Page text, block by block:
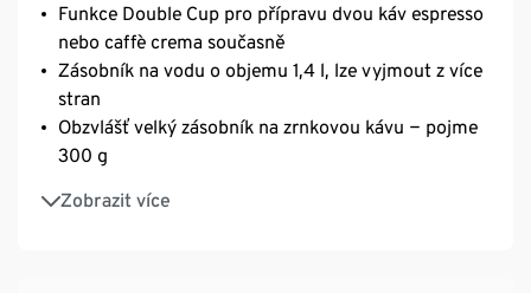
Funkce Double Cup pro přípravu dvou káv espresso
nebo caffè crema současně​
Zásobník na vodu o objemu 1,4 l, lze vyjmout z více
stran
Obzvlášť velký zásobník na zrnkovou kávu − pojme
300 g
Zobrazit více
Integrovaný systém „One Touch Milk System“ s